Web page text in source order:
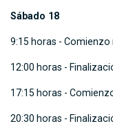
Sábado 18
9:15 horas -
12:00 horas -
17:15 horas -
20:30 horas -